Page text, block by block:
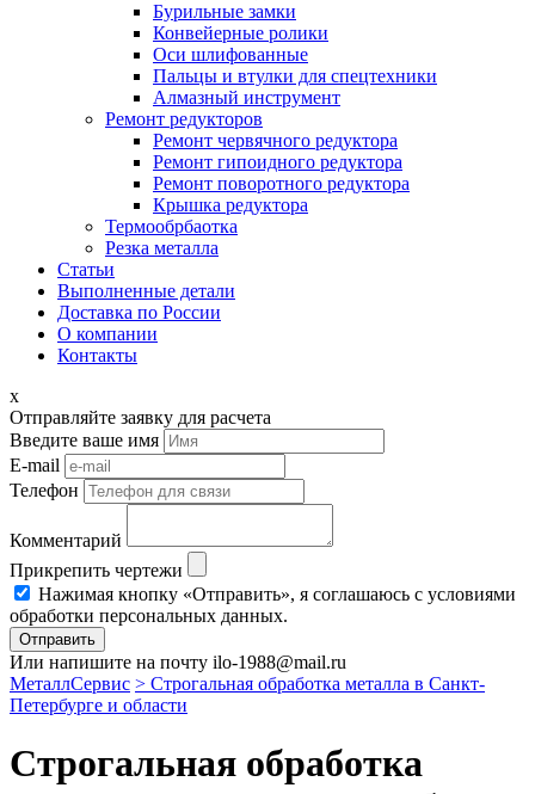
Бурильные замки
Конвейерные ролики
Оси шлифованные
Пальцы и втулки для спецтехники
Алмазный инструмент
Ремонт редукторов
Ремонт червячного редуктора
Ремонт гипоидного редуктора
Ремонт поворотного редуктора
Крышка редуктора
Термообрбаотка
Резка металла
Статьи
Выполненные детали
Доставка по России
О компании
Контакты
x
Отправляйте заявку для расчета
Введите ваше имя
E-mail
Телефон
Комментарий
Прикрепить чертежи
Нажимая кнопку «Отправить», я соглашаюсь с условиями
обработки персональных данных.
Отправить
Или напишите на почту ilo-1988@mail.ru
МеталлСервис > Строгальная обработка металла в Санкт-
Петербурге и области
Строгальная обработка